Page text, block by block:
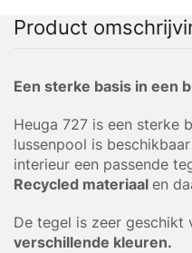
Product
Een sterke basis in een
Heuga 727 is een sterke
lussenpool is
interieur een passende
Recycled materiaal en
De tegel is zeer
verschillende kleuren.